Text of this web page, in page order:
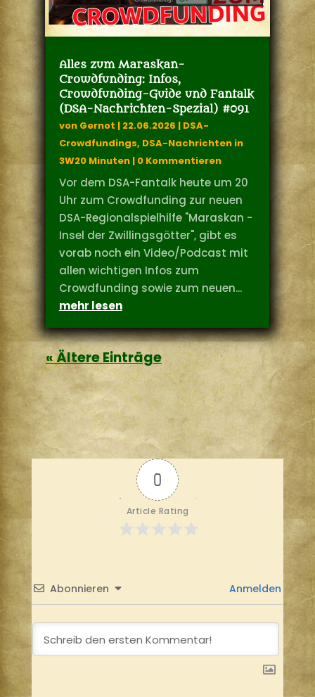
Alles zum Maraskan-
Crowdfunding: Infos,
Crowdfunding-Guide und Fantalk
(DSA-Nachrichten-Spezial) #091
von Gernot | 22.06.2026 | DSA-
Crowdfundings, DSA-Nachrichten in
3W20 Minuten| 0 Kommentieren
Vor dem DSA-Fantalk heute um 20
Uhr zum Crowdfunding zur neuen
DSA-Regionalspielhilfe "Maraskan -
Insel der Zwillingsgötter", gibt es
vorab noch ein Video/Podcast mit
allen wichtigen Infos zum
Crowdfunding sowie zum neuen...
mehr lesen
« Ältere Einträge
0
Article Rating
Abonnieren Anmelden